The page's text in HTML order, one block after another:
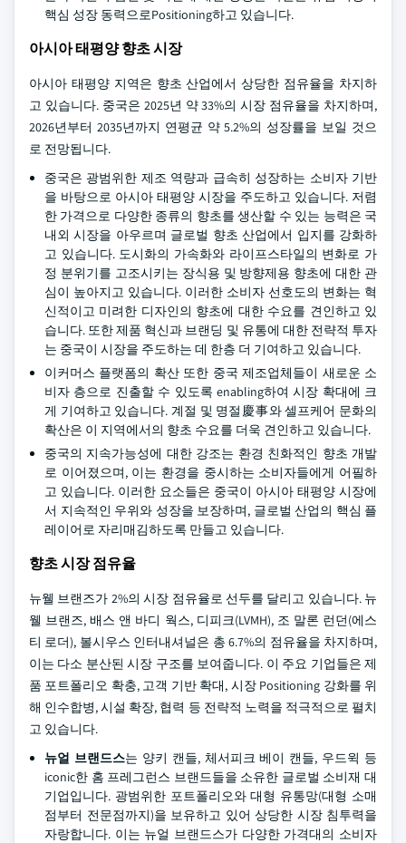
핵심 성장 동력으로Positioning하고 있습니다.
아시아 태평양 향초 시장
아시아 태평양 지역은 향초 산업에서 상당한 점유율을 차지하
고 있습니다. 중국은 2025년 약 33%의 시장 점유율을 차지하며,
2026년부터 2035년까지 연평균 약 5.2%의 성장률을 보일 것으
로 전망됩니다.
중국은 광범위한 제조 역량과 급속히 성장하는 소비자 기반
을 바탕으로 아시아 태평양 시장을 주도하고 있습니다. 저렴
한 가격으로 다양한 종류의 향초를 생산할 수 있는 능력은 국
내외 시장을 아우르며 글로벌 향초 산업에서 입지를 강화하
고 있습니다. 도시화의 가속화와 라이프스타일의 변화로 가
정 분위기를 고조시키는 장식용 및 방향제용 향초에 대한 관
심이 높아지고 있습니다. 이러한 소비자 선호도의 변화는 혁
신적이고 미려한 디자인의 향초에 대한 수요를 견인하고 있
습니다. 또한 제품 혁신과 브랜딩 및 유통에 대한 전략적 투자
는 중국이 시장을 주도하는 데 한층 더 기여하고 있습니다.
이커머스 플랫폼의 확산 또한 중국 제조업체들이 새로운 소
비자 층으로 진출할 수 있도록 enabling하여 시장 확대에 크
게 기여하고 있습니다. 계절 및 명절慶事와 셀프케어 문화의
확산은 이 지역에서의 향초 수요를 더욱 견인하고 있습니다.
중국의 지속가능성에 대한 강조는 환경 친화적인 향초 개발
로 이어졌으며, 이는 환경을 중시하는 소비자들에게 어필하
고 있습니다. 이러한 요소들은 중국이 아시아 태평양 시장에
서 지속적인 우위와 성장을 보장하며, 글로벌 산업의 핵심 플
레이어로 자리매김하도록 만들고 있습니다.
향초 시장 점유율
뉴웰 브랜즈가 2%의 시장 점유율로 선두를 달리고 있습니다. 뉴
웰 브랜즈, 배스 앤 바디 웍스, 디피크(LVMH), 조 말론 런던(에스
티 로더), 볼시우스 인터내셔널은 총 6.7%의 점유율을 차지하며,
이는 다소 분산된 시장 구조를 보여줍니다. 이 주요 기업들은 제
품 포트폴리오 확충, 고객 기반 확대, 시장 Positioning 강화를 위
해 인수합병, 시설 확장, 협력 등 전략적 노력을 적극적으로 펼치
고 있습니다.
뉴얼 브랜드스는 양키 캔들, 체서피크 베이 캔들, 우드윅 등
iconic한 홈 프레그런스 브랜드들을 소유한 글로벌 소비재 대
기업입니다. 광범위한 포트폴리오와 대형 유통망(대형 소매
점부터 전문점까지)을 보유하고 있어 상당한 시장 침투력을
자랑합니다. 이는 뉴얼 브랜드스가 다양한 가격대의 소비자